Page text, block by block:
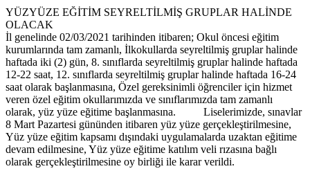
YÜZYÜZE EĞİTİM SEYRELTİLMİŞ GRUPLAR HALİNDE
OLACAK
İl genelinde 02/03/2021 tarihinden itibaren; Okul öncesi eğitim
kurumlarında tam zamanlı, İlkokullarda seyreltilmiş gruplar halinde
haftada iki (2) gün, 8. sınıflarda seyreltilmiş gruplar halinde haftada
12-22 saat, 12. sınıflarda seyreltilmiş gruplar halinde haftada 16-24
saat olarak başlanmasına, Özel gereksinimli öğrenciler için hizmet
veren özel eğitim okullarımızda ve sınıflarımızda tam zamanlı
olarak, yüz yüze eğitime başlanmasına. Liselerimizde, sınavlar
8 Mart Pazartesi gününden itibaren yüz yüze gerçekleştirilmesine,
Yüz yüze eğitim kapsamı dışındaki uygulamalarda uzaktan eğitime
devam edilmesine, Yüz yüze eğitime katılım veli rızasına bağlı
olarak gerçekleştirilmesine oy birliği ile karar verildi.